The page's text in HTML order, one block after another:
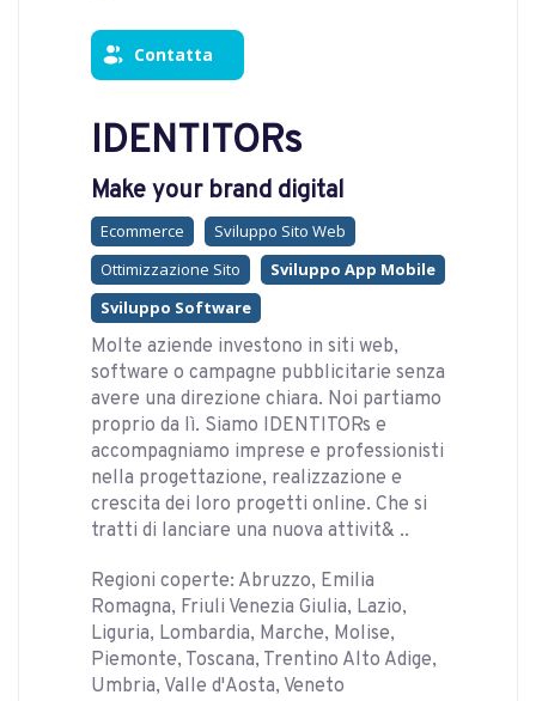
Contatta
IDENTITORs
Make your brand digital
Ecommerce
Sviluppo Sito Web
Ottimizzazione Sito
Sviluppo App Mobile
Sviluppo Software
Molte aziende investono in siti web,
software o campagne pubblicitarie senza
avere una direzione chiara. Noi partiamo
proprio da lì. Siamo IDENTITORs e
accompagniamo imprese e professionisti
nella progettazione, realizzazione e
crescita dei loro progetti online. Che si
tratti di lanciare una nuova attivit& ..
Regioni coperte: Abruzzo, Emilia
Romagna, Friuli Venezia Giulia, Lazio,
Liguria, Lombardia, Marche, Molise,
Piemonte, Toscana, Trentino Alto Adige,
Umbria, Valle d'Aosta, Veneto